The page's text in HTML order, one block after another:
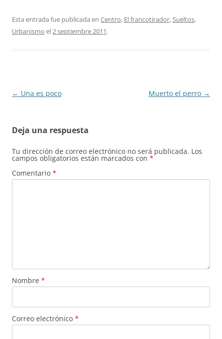
Esta entrada fue publicada en Centro, El francotirador,Sueltos,
Urbanismo el2 septiembre 2011.
Navegación
← Una es poco Muerto el perro →
Deja una respuesta
Tu dirección de correo electrónico no será publicada. Los
campos obligatorios están marcados con *
Comentario *
Nombre *
Correo electrónico *